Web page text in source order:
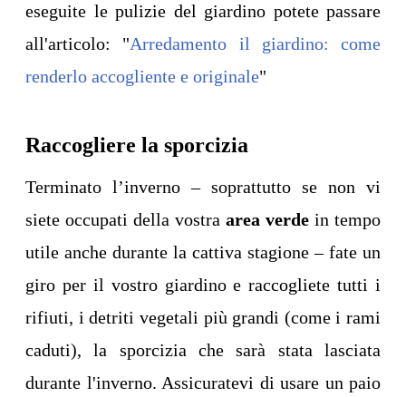
eseguite le pulizie del giardino potete passare
all'articolo: "Arredamento il giardino: come
renderlo accogliente e originale"
Raccogliere la sporcizia
Terminato l’inverno – soprattutto se non vi
siete occupati della vostra area verde in tempo
utile anche durante la cattiva stagione – fate un
giro per il vostro giardino e raccogliete tutti i
rifiuti, i detriti vegetali più grandi (come i rami
caduti), la sporcizia che sarà stata lasciata
durante l'inverno. Assicuratevi di usare un paio